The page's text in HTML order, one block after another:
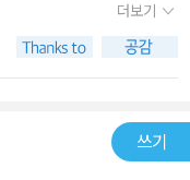
바득」 전문(64쪽) 여
다. 비라도 한 번 내리
들 세상이나 되는 듯이
. 바득바득 자라는 풀의
집들을, 나무들을, 옥수
에서 볼 수 있는 사물이
짓게 하는 매력이 있는
있는 눈높이를 만들어
더보기
쓰기